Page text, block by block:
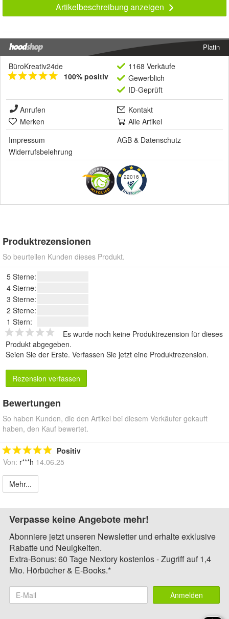
Artikelbeschreibung anzeigen
Platin
BüroKreativ24de
100% positiv
1168 Verkäufe
Gewerblich
ID-Geprüft
Anrufen
Kontakt
Merken
Alle Artikel
Impressum
AGB & Datenschutz
Widerrufsbelehrung
22016
Produktrezensionen
So beurteilen Kunden dieses Produkt.
5 Sterne:
4 Sterne:
3 Sterne:
2 Sterne:
1 Stern:
Es wurde noch keine Produktrezension für dieses
Produkt abgegeben.
Seien Sie der Erste. Verfassen Sie jetzt eine Produktrezension.
Rezension verfassen
Bewertungen
So haben Kunden, die den Artikel bei diesem Verkäufer gekauft
haben, den Kauf bewertet.
Positiv
Von: r***h 14.06.25
Mehr...
Verpasse keine Angebote mehr!
Abonniere jetzt unseren Newsletter und erhalte exklusive
Rabatte und Neuigkeiten.
Extra-Bonus: 60 Tage Nextory kostenlos - Zugriff auf 1,4
Mio. Hörbücher & E-Books.*
Anmelden